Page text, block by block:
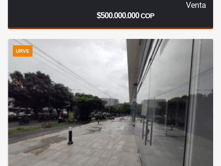
Venta
$500.000.000COP
URVE